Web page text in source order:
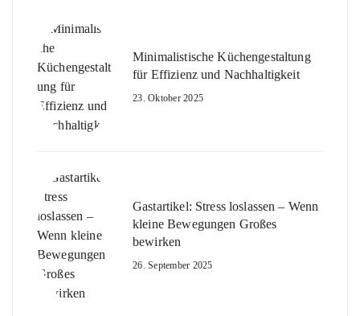
Minimalistische Küchengestaltung
für Effizienz und Nachhaltigkeit
23. Oktober 2025
Gastartikel: Stress loslassen – Wenn
kleine Bewegungen Großes
bewirken
26. September 2025